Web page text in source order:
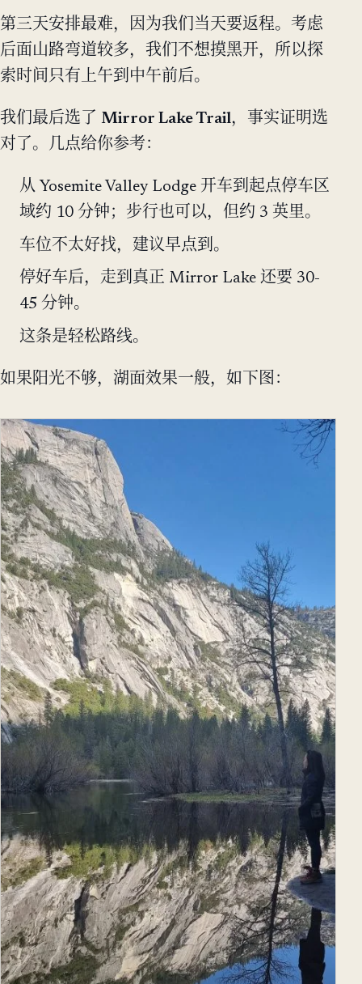
第三天安排最难，因为我们当天要返程。考虑
后面山路弯道较多，我们不想摸黑开，所以探
索时间只有上午到中午前后。
我们最后选了 Mirror Lake Trail，事实证明选
对了。几点给你参考：
从 Yosemite Valley Lodge 开车到起点停车区
域约 10 分钟；步行也可以，但约 3 英里。
车位不太好找，建议早点到。
停好车后，走到真正 Mirror Lake 还要 30-
45 分钟。
这条是轻松路线。
如果阳光不够，湖面效果一般，如下图：